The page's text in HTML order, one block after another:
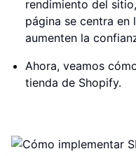
rendimiento del
página se centra en
aumenten la
Ahora, veamos
tienda de Shopify.